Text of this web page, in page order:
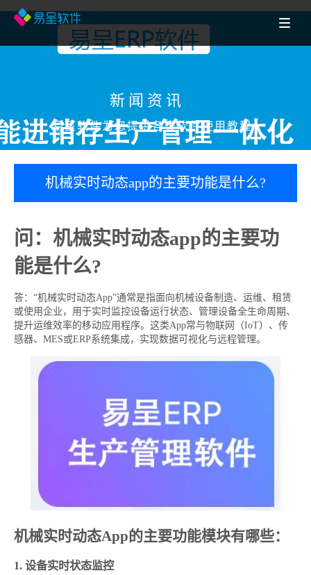
新闻资讯
易呈软件为您提供各类软件使用教程
机械实时动态app的主要功能是什么?
问：机械实时动态app的主要功
能是什么?
答：“机械实时动态App”通常是指面向机械设备制造、运维、租赁
或使用企业，用于实时监控设备运行状态、管理设备全生命周期、
提升运维效率的移动应用程序。这类App常与物联网（IoT）、传
感器、MES或ERP系统集成，实现数据可视化与远程管理。
机械实时动态App的主要功能模块有哪些：
1. 设备实时状态监控